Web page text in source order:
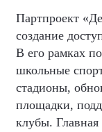
Партпроект
создание
В его рамках
школьные
стадионы,
площадки,
клубы.